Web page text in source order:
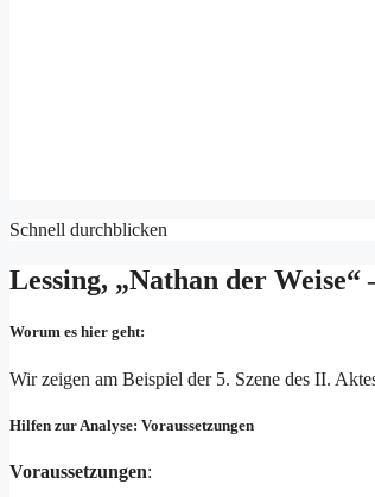
Schnell durchblicken
Lessing, „Nathan der Weise“
Worum es hier geht:
Wir zeigen am Beispiel der 5. Szene des II.
Hilfen zur Analyse: Voraussetzungen
Voraussetzungen: